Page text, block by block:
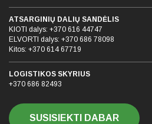
ATSARGINIŲ DALIŲ SANDĖLIS
KIOTI dalys: +370 616 44747
ELVORTI dalys: +370 686 78098
Kitos: +370 614 67719
LOGISTIKOS SKYRIUS
+370 686 82493
SUSISIEKTI DABAR